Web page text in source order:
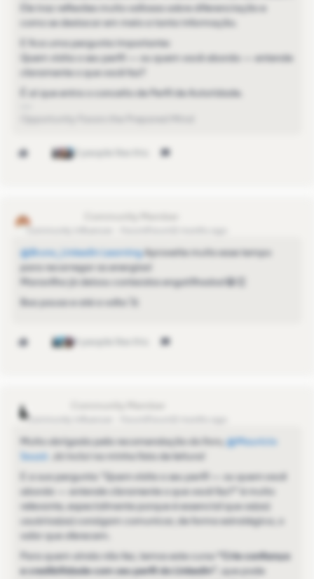
Ele traz reflexões muito valiosas sobre diferenciação e
como se destacar em meio a tanta informação.
E fica uma pergunta importante:
Quem visita o seu perfil — ou quem você aborda — entende
claramente o que você faz?
É aí que entra o conceito de Perfil de Autoridade.
3 people like this
André Souza
@Bruno_LinkedIn LearningAproveite muito esse tempo
para recarregar as energias!
Maravilha já deixou conteúdos engatilhados!😁👏
Boa pausa e até a volta 🚀
4 people like this
mari2023
Community Influencer
Muito obrigada pela recomendação do livro, ​@Maurício
Souzá
Já incluí na minha lista de leitura!
E a sua pergunta
“Quem visita o seu perfil — ou quem você
aborda — entende claramente o que você faz?”
é muito
relevante, especialmente porque é essencial que os(as)
usuários(as) consigam comunicar, de forma estratégica, o
valor que oferecem.
Para quem ainda não fez, temos este curso
“Crie confiança
e credibilidade com seu perfil do LinkedIn”
, que pode